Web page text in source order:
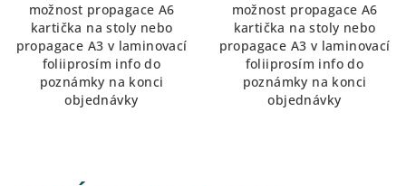
možnost propagace A6
kartička na stoly nebo
propagace A3 v laminovací
foliiprosím info do
poznámky na konci
objednávky
možnost propagace A6
kartička na stoly nebo
propagace A3 v laminovací
foliiprosím info do
poznámky na konci
objednávky